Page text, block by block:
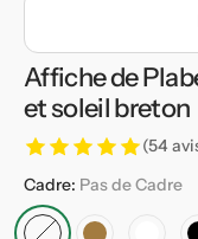
Affiche de
et soleil breton
(54
Cadre: Pas de Cadre